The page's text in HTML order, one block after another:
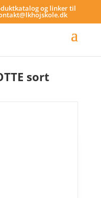
og linker til
sort